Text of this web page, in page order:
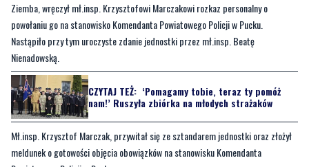
Ziemba, wręczył mł.insp. Krzysztofowi Marczakowi rozkaz personalny o
powołaniu go na stanowisko Komendanta Powiatowego Policji w Pucku.
Nastąpiło przy tym uroczyste zdanie jednostki przez mł.insp. Beatę
Nienadowską.
CZYTAJ TEŻ: ‘Pomagamy tobie, teraz ty pomóż
nam!’ Ruszyła zbiórka na młodych strażaków
Mł.insp. Krzysztof Marczak, przywitał się ze sztandarem jednostki oraz złożył
meldunek o gotowości objęcia obowiązków na stanowisku Komendanta